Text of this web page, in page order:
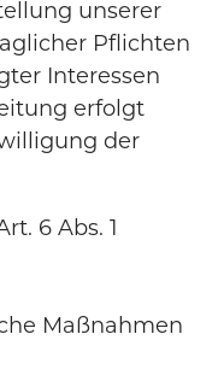
unserer
Pflichten
Interessen
erfolgt
der
6 Abs. 1
Maßnahmen